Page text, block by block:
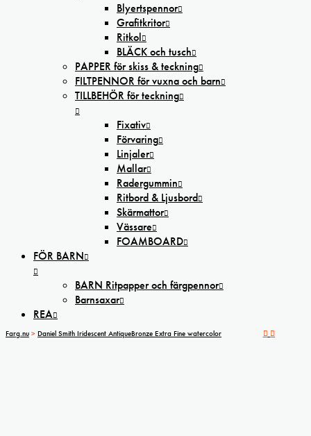
Blyertspennor
Grafitkritor
Ritkol
BLÄCK och tusch
PAPPER för skiss & teckning
FILTPENNOR för vuxna och barn
TILLBEHÖR för teckning
Fixativ
Förvaring
Linjaler
Mallar
Radergummin
Ritbord & Ljusbord
Skärmattor
Vässare
FOAMBOARD
FÖR BARN
BARN Ritpapper och färgpennor
Barnsaxar
REA
Farg.nu > Daniel Smith Iridescent AntiqueBronze Extra Fine watercolor